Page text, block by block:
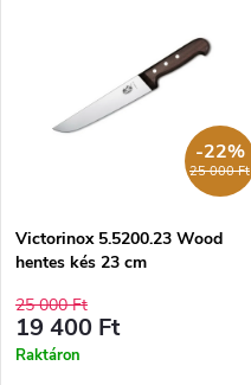
25 000 Ft
-22%
Victorinox 5.5200.23 Wood
hentes kés 23 cm
25 000 Ft
19 400 Ft
Raktáron